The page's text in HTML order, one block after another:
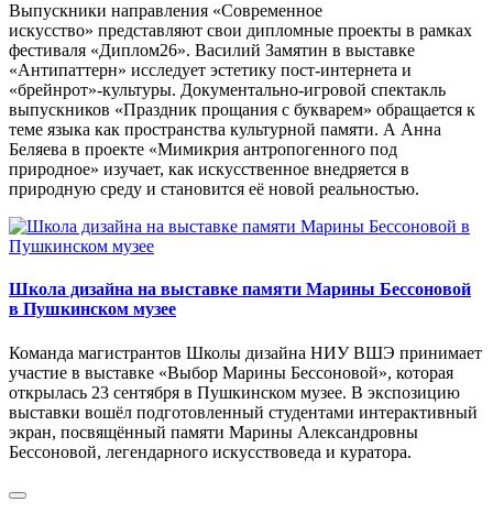
Выпускники направления «Современное
искусство» представляют свои дипломные проекты в рамках
фестиваля «Диплом26». Василий Замятин в выставке
«Антипаттерн» исследует эстетику пост-интернета и
«брейнрот»-культуры. Документально-игровой спектакль
выпускников «Праздник прощания с букварем» обращается к
теме языка как пространства культурной памяти. А Анна
Беляева в проекте «Мимикрия антропогенного под
природное» изучает, как искусственное внедряется в
природную среду и становится её новой реальностью.
Школа дизайна на выставке памяти Марины Бессоновой
в Пушкинском музее
Команда магистрантов Школы дизайна НИУ ВШЭ принимает
участие в выставке «Выбор Марины Бессоновой», которая
открылась 23 сентября в Пушкинском музее. В экспозицию
выставки вошёл подготовленный студентами интерактивный
экран, посвящённый памяти Марины Александровны
Бессоновой, легендарного искусствоведа и куратора.